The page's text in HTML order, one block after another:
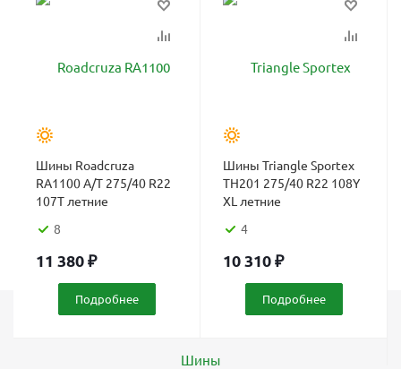
Шины Roadcruza
RA1100 A/T 275/40 R22
107T летние
8
11 380₽
Подробнее
Шины Triangle Sportex
TH201 275/40 R22 108Y
XL летние
4
10 310₽
Подробнее
Шины